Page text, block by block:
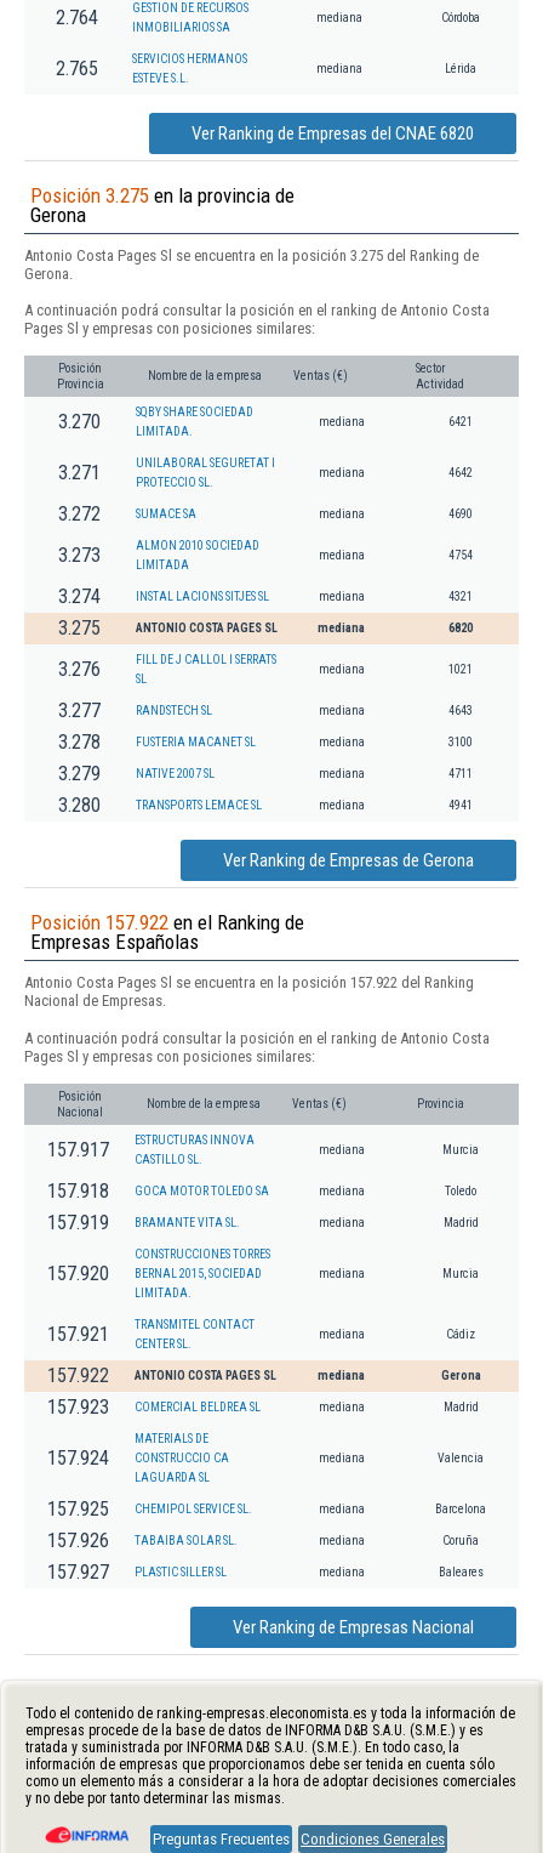
2.764
GESTION DE RECURSOS
INMOBILIARIOS SA
mediana Córdoba
2.765
SERVICIOS HERMANOS
ESTEVE S.L.
mediana Lérida
Ver Ranking de Empresas del CNAE 6820
Posición 3.275 en la provincia de
Gerona
Antonio Costa Pages Sl se encuentra en la posición 3.275 del Ranking de
Gerona.
A continuación podrá consultar la posición en el ranking de Antonio Costa
Pages Sl y empresas con posiciones similares:
Posición
Provincia
Nombre de la empresa Ventas (€)
Sector
Actividad
3.270
SQBY SHARE SOCIEDAD
LIMITADA.
mediana 6421
3.271
UNILABORAL SEGURETAT I
PROTECCIO SL.
mediana 4642
3.272 SUMACE SA mediana 4690
3.273
ALMON 2010 SOCIEDAD
LIMITADA
mediana 4754
3.274 INSTAL LACIONS SITJES SL mediana 4321
3.275 ANTONIO COSTA PAGES SL mediana 6820
3.276
FILL DE J CALLOL I SERRATS
SL
mediana 1021
3.277 RANDSTECH SL mediana 4643
3.278 FUSTERIA MACANET SL mediana 3100
3.279 NATIVE 2007 SL mediana 4711
3.280 TRANSPORTS LEMACE SL mediana 4941
Ver Ranking de Empresas de Gerona
Posición 157.922 en el Ranking de
Empresas Españolas
Antonio Costa Pages Sl se encuentra en la posición 157.922 del Ranking
Nacional de Empresas.
A continuación podrá consultar la posición en el ranking de Antonio Costa
Pages Sl y empresas con posiciones similares:
Posición
Nacional
Nombre de la empresa Ventas (€) Provincia
157.917
ESTRUCTURAS INNOVA
CASTILLO SL.
mediana Murcia
157.918 GOCA MOTOR TOLEDO SA mediana Toledo
157.919 BRAMANTE VITA SL. mediana Madrid
157.920
CONSTRUCCIONES TORRES
BERNAL 2015, SOCIEDAD
LIMITADA.
mediana Murcia
157.921
TRANSMITEL CONTACT
CENTER SL.
mediana Cádiz
157.922 ANTONIO COSTA PAGES SL mediana Gerona
157.923 COMERCIAL BELDREA SL mediana Madrid
157.924
MATERIALS DE
CONSTRUCCIO CA
LAGUARDA SL
mediana Valencia
157.925 CHEMIPOL SERVICE SL. mediana Barcelona
157.926 TABAIBA SOLAR SL. mediana Coruña
157.927 PLASTIC SILLER SL mediana Baleares
Ver Ranking de Empresas Nacional
Todo el contenido de ranking-empresas.eleconomista.es y toda la información de
empresas procede de la base de datos de INFORMA D&B S.A.U. (S.M.E.) y es
tratada y suministrada por INFORMA D&B S.A.U. (S.M.E.). En todo caso, la
información de empresas que proporcionamos debe ser tenida en cuenta sólo
como un elemento más a considerar a la hora de adoptar decisiones comerciales
y no debe por tanto determinar las mismas.
Preguntas Frecuentes Condiciones Generales